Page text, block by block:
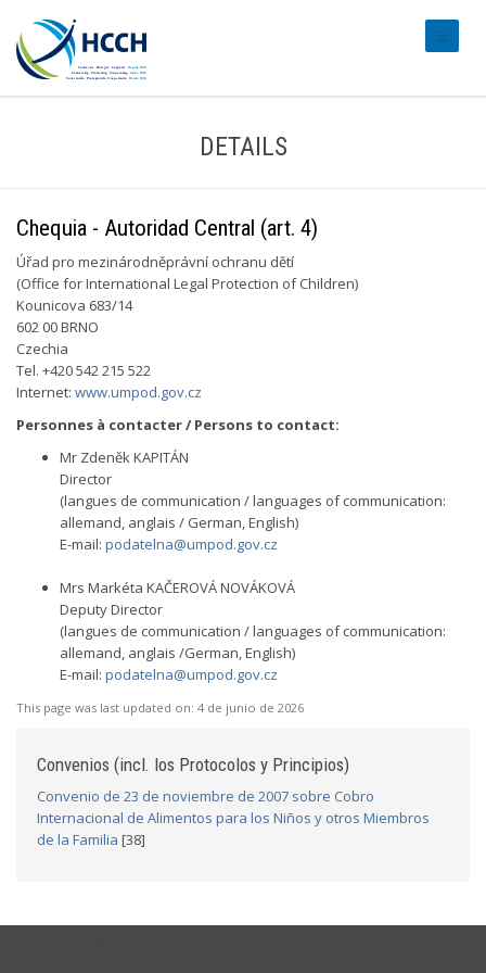
DETAILS
Chequia - Autoridad Central (art. 4)
Úřad pro mezinárodněprávní ochranu dětí
(Office for International Legal Protection of Children)
Kounicova 683/14
602 00 BRNO
Czechia
Tel. +420 542 215 522
Internet: www.umpod.gov.cz
Personnes à contacter / Persons to contact:
Mr Zdeněk KAPITÁN
Director
(langues de communication / languages of communication:
allemand, anglais / German, English)
E-mail: podatelna@umpod.gov.cz
Mrs Markéta KAČEROVÁ NOVÁKOVÁ
Deputy Director
(langues de communication / languages of communication:
allemand, anglais /German, English)
E-mail: podatelna@umpod.gov.cz
This page was last updated on: 4 de junio de 2026
Convenios (incl. los Protocolos y Principios)
Convenio de 23 de noviembre de 2007 sobre Cobro
Internacional de Alimentos para los Niños y otros Miembros
de la Familia [38]